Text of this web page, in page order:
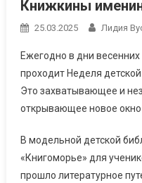
Книжкины
25.03.2025 Лидия
Ежегодно в дни
проходит Неделя детской
Это захватывающее и
открывающее новое
В модельной детской
«Книгоморье» для
прошло литературное